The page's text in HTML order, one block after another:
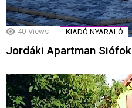
40 Views KIADÓ NYARALÓ
Jordáki Apartman Siófok